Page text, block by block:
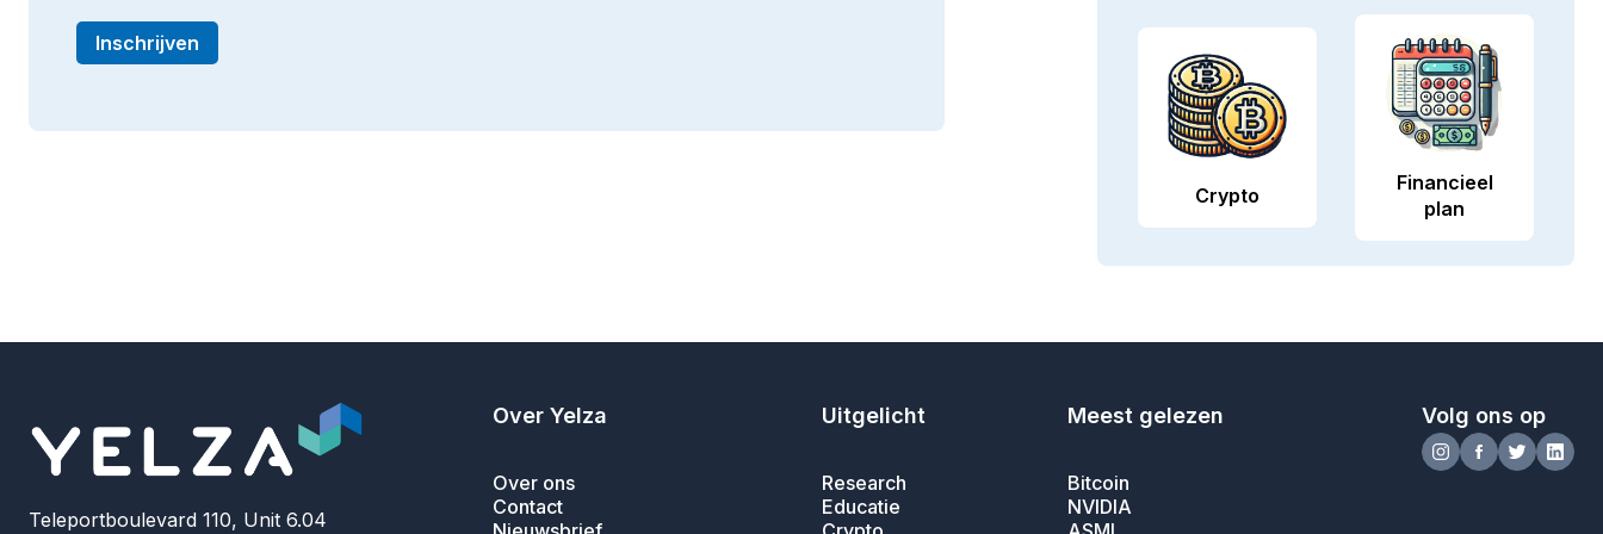
Crypto
Financieel
plan
Teleportboulevard 110, Unit 6.04
Over Yelza
Over ons
Contact
Uitgelicht
Research
Educatie
Meest gelezen
Bitcoin
NVIDIA
Volg ons op